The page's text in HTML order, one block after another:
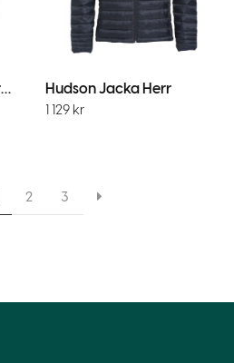
Hudson Jacka Dam MörkMarin Hudson Jacka Herr
1 129 kr
2 3